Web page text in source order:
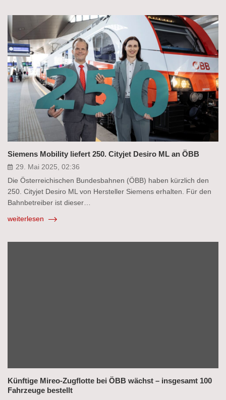
Siemens Mobility liefert 250. Cityjet Desiro ML an ÖBB
29. Mai 2025, 02:36
Die Österreichischen Bundesbahnen (ÖBB) haben kürzlich den
250. Cityjet Desiro ML von Hersteller Siemens erhalten. Für den
Bahnbetreiber ist dieser…
weiterlesen
Künftige Mireo-Zugflotte bei ÖBB wächst – insgesamt 100
Fahrzeuge bestellt